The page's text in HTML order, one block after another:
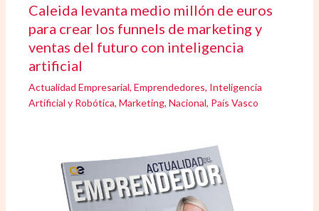
Caleida levanta medio millón de euros
para crear los funnels de marketing y
ventas del futuro con inteligencia
artificial
Actualidad Empresarial,Emprendedores, Inteligencia
Artificial y Robótica,Marketing,Nacional, País Vasco